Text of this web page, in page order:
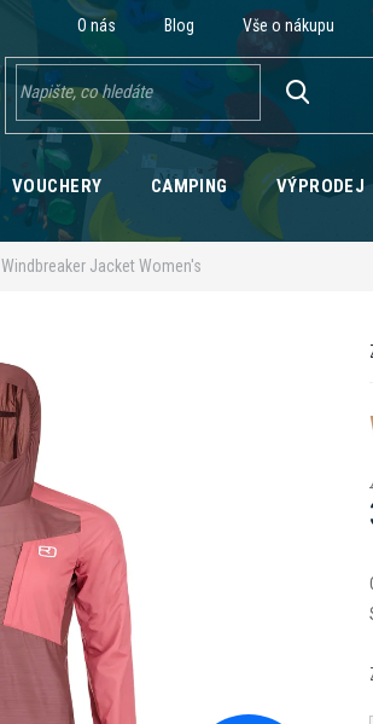
O nás Blog Vše o nákupu
VOUCHERY CAMPING VÝPRODEJ
Windbreaker Jacket Women's